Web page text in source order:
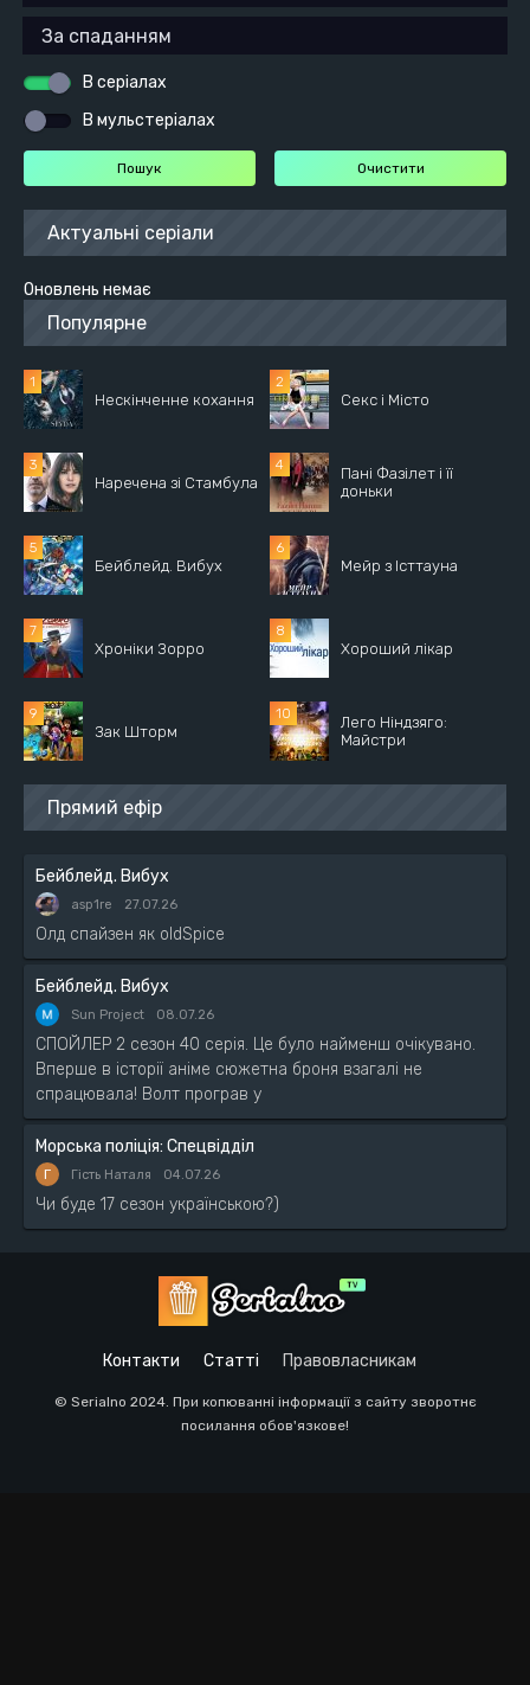
В серіалах
В мульстеріалах
Актуальні серіали
Оновлень немає
Популярне
Нескінченне кохання Секс і Місто
Наречена зі Стамбула
Пані Фазілет і її
доньки
Бейблейд. Вибух Мейр з Істтауна
Хроніки Зорро Хороший лікар
Зак Шторм
Лего Ніндзяго:
Майстри
Прямий ефір
Бейблейд. Вибух
asp1re 27.07.26
Олд спайзен як oldSpice
Бейблейд. Вибух
Sun Project 08.07.26
СПОЙЛЕР 2 сезон 40 серія. Це було найменш очікувано.
Вперше в історії аніме сюжетна броня взагалі не
спрацювала! Волт програв у
Морська поліція: Спецвідділ
Г Гість Наталя 04.07.26
Чи буде 17 сезон українською?)
Контакти Статті Правовласникам
© Serialno 2024. При копюванні інформації з сайту зворотнє
посилання обов'язкове!